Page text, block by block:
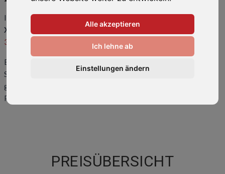
Alle akzeptieren
Ich lehne ab
Einstellungen ändern
Ihr Smartphone ist kaputt oder hat einen Fehler? Wir bringen Ihr
Xiaomi 12S
wieder zum Laufen! Rufen Sie uns an unter
0511-
34082318
oder kommen Sie direkt vorbei.
Eine
Sie weiter unten auf dieser Seite. Sollte ihr Problem hier nicht
gelistet sein, kontaktieren Sie uns bitte. Wir können auch Ihr
Problem lösen!
PREISÜBERSICHT